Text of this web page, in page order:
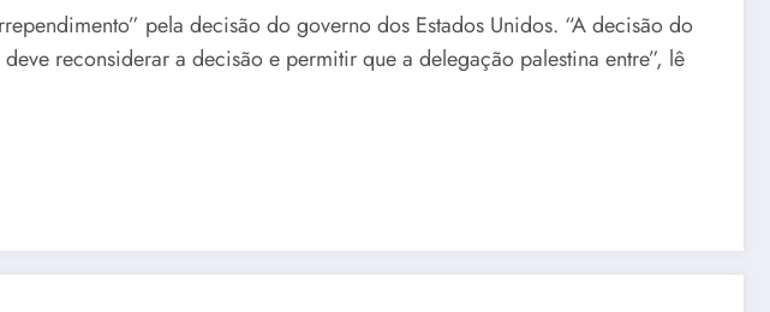
pela decisão do governo dos Estados Unidos. “A decisão do
reconsiderar a decisão e permitir que a delegação palestina entre”, lê